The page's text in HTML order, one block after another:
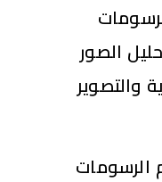
الصور
والتصوير
الرسومات